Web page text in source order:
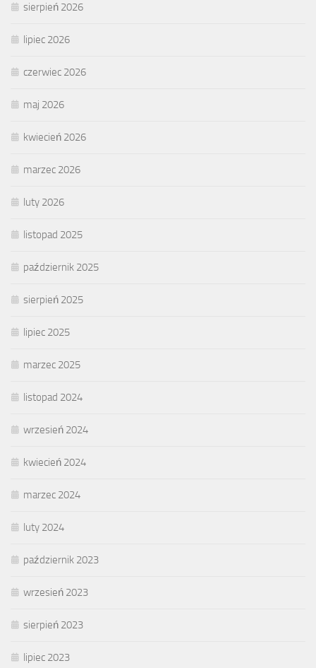
sierpień 2026
lipiec 2026
czerwiec 2026
maj 2026
kwiecień 2026
marzec 2026
luty 2026
listopad 2025
październik 2025
sierpień 2025
lipiec 2025
marzec 2025
listopad 2024
wrzesień 2024
kwiecień 2024
marzec 2024
luty 2024
październik 2023
wrzesień 2023
sierpień 2023
lipiec 2023